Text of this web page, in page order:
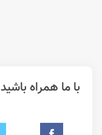
با ما همراه باشید